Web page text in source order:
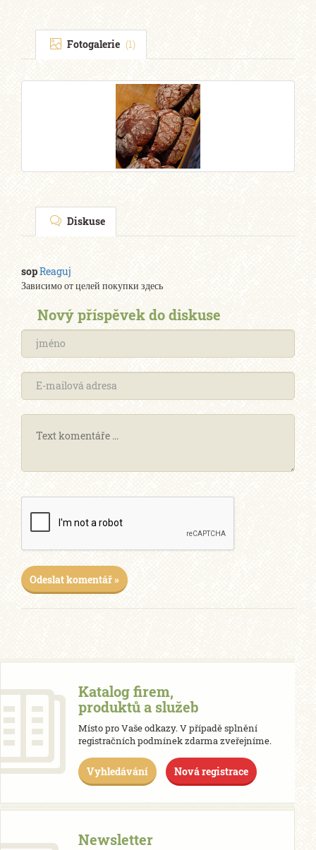
Fotogalerie (1)
Diskuse
sopReaguj
Зависимо от целей покупки здесь
Nový příspěvek do diskuse
Odeslat komentář »
Katalog firem,
produktů a služeb
Místo pro Vaše odkazy. V případě splnění
registračních podmínek zdarma zveřejníme.
Vyhledávání Nová registrace
Newsletter